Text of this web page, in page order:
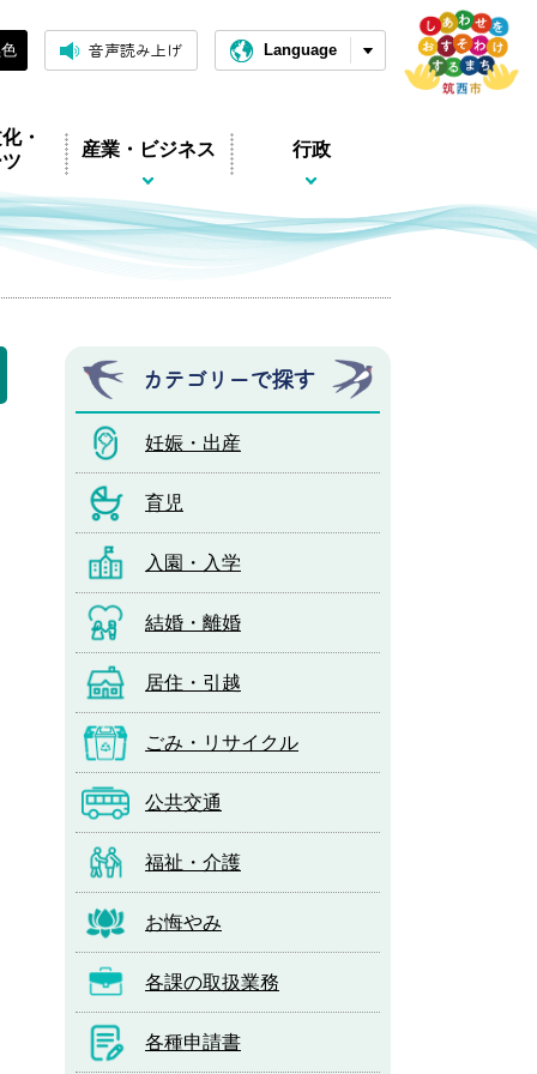
音声読み上げ Language
・
産業・ビジネス 行政
カテゴリーで探す
妊娠・出産
育児
入園・入学
結婚・離婚
居住・引越
ごみ・リサイクル
公共交通
福祉・介護
お悔やみ
各課の取扱業務
各種申請書